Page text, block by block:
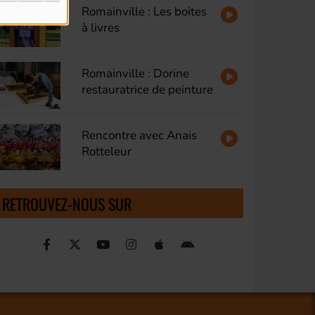
Romainville : Les boites
à livres
Romainville : Dorine
restauratrice de peinture
Rencontre avec Anais
Rotteleur
RETROUVEZ-NOUS SUR